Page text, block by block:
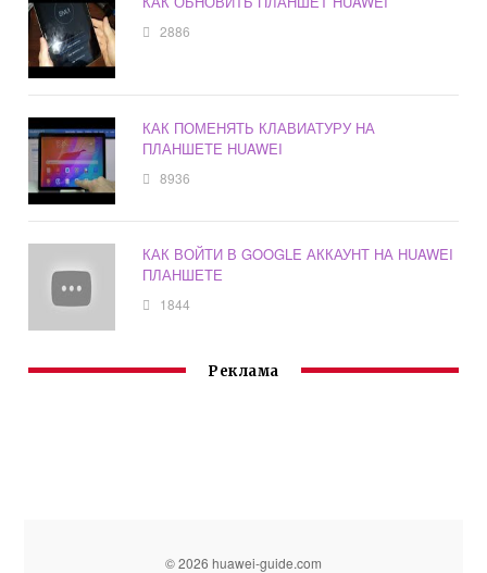
2886
КАК ПОМЕНЯТЬ КЛАВИАТУРУ НА
ПЛАНШЕТЕ HUAWEI
8936
КАК ВОЙТИ В GOOGLE АККАУНТ НА HUAWEI
ПЛАНШЕТЕ
1844
Реклама
© 2026 huawei-guide.com